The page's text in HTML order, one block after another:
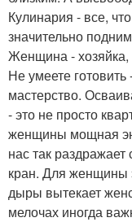
Кулинария - все,
значительно
Женщина - хозяйка,
Не умеете
мастерство.
- это не просто
женщины мощная
нас так
кран. Для женщины
дыры вытекает
мелочах иногда